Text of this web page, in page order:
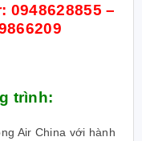
0948628855 –
trình:
Air China với hành